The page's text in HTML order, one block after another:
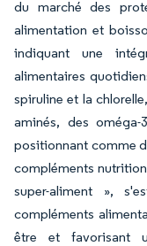
du marché des
alimentation et
indiquant une
alimentaires
spiruline et la
aminés, des
positionnant comme
compléments
super-aliment »,
compléments
être et favorisant